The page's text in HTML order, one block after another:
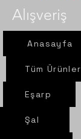
Alışveriş
Anasayfa
Tüm Ürünler
Eşarp
Şal